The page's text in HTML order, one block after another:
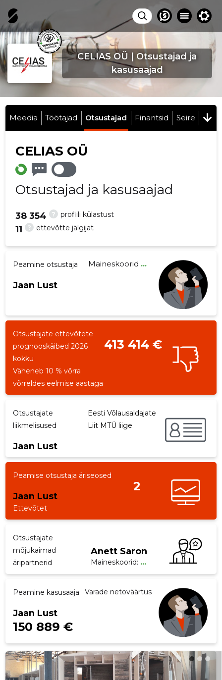
CELIAS OÜ | Otsustajad ja
kasusaajad
Meedia Töötajad Otsustajad Finantsid Seire
CELIAS OÜ
Otsustajad ja kasusaajad
? profiili külastust
38 354
? ettevõtte jälgijat
11
Peamine otsustaja
Jaan Lust
Maineskoorid ...
Otsustajate ettevõtete
prognooskäibed 2026
kokku
413 414 €
Väheneb 10 % võrra
võrreldes eelmise aastaga
Otsustajate
liikmelisused
Jaan Lust
Eesti Võlausaldajate
Liit MTÜ liige
Peamise otsustaja äriseosed
Jaan Lust
2
Ettevõtet
Otsustajate
mõjukaimad
äripartnerid
Anett Saron
Maineskoorid: ...
Peamine kasusaaja
Jaan Lust
Varade netoväärtus
150 889 €